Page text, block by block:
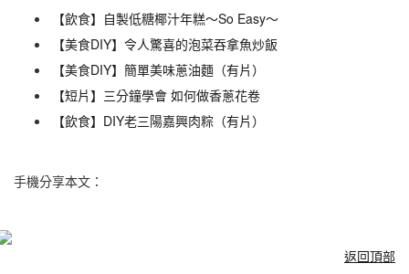
【飲食】自製低糖椰汁年糕～So Easy～
【美食DIY】令人驚喜的泡菜吞拿魚炒飯
【美食DIY】簡單美味蔥油麵（有片）
【短片】三分鐘學會 如何做香蔥花卷
【飲食】DIY老三陽嘉興肉粽（有片）
手機分享本文：
返回頂部